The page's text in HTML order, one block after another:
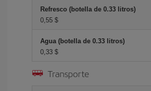
Refresco (botella de 0.33 litros)
0,55 $
Agua (botella de 0.33 litros)
0,33 $
Transporte